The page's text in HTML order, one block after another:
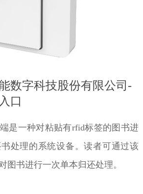
数字科技股份有限公司-
口
是一种对粘贴有rfid标签的图书进
处理的系统设备。读者可通过该
图书进行一次单本归还处理。